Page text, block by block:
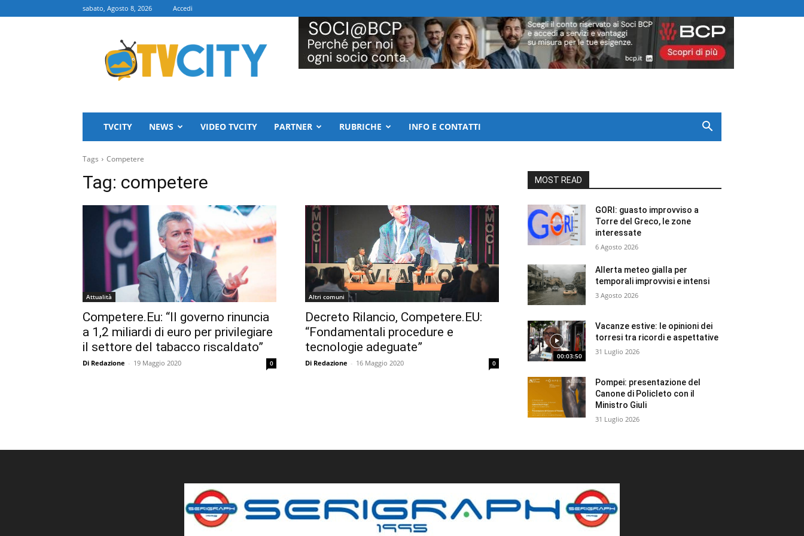
sabato, Agosto 8, 2026 Accedi
TVCITY
TVCITY NEWS VIDEO TVCITY PARTNER RUBRICHE INFO E CONTATTI
Tags Competere
Tag: competere
Attualità
Competere.Eu: “Il governo rinuncia
a 1,2 miliardi di euro per privilegiare
il settore del tabacco riscaldato”
Di Redazione - 19 Maggio 2020 0
Altri comuni
Decreto Rilancio, Competere.EU:
“Fondamentali procedure e
tecnologie adeguate”
Di Redazione - 16 Maggio 2020 0
MOST READ
GORI: guasto improvviso a
Torre del Greco, le zone
interessate
6 Agosto 2026
Allerta meteo gialla per
temporali improvvisi e intensi
3 Agosto 2026
00:03:50
Vacanze estive: le opinioni dei
torresi tra ricordi e aspettative
31 Luglio 2026
Pompei: presentazione del
Canone di Policleto con il
Ministro Giuli
31 Luglio 2026